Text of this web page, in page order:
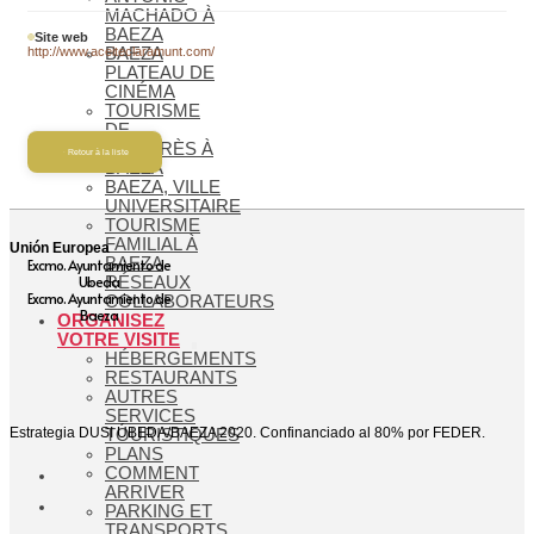
MACHADO À
BAEZA
BAEZA
PLATEAU DE
CINÉMA
TOURISME
DE
CONGRÈS À
BAEZA
BAEZA, VILLE
UNIVERSITAIRE
TOURISME
FAMILIAL À
BAEZA
RÉSEAUX
COLLABORATEURS
ORGANISEZ
VOTRE VISITE
HÉBERGEMENTS
RESTAURANTS
AUTRES
SERVICES
TOURISTIQUES
PLANS
COMMENT
ARRIVER
PARKING ET
Site web
http://www.aceiteclaramunt.com/
Retour à la liste
Unión Europea
Excmo. Ayuntamiento de
Ubeda
Excmo. Ayuntamiento de
Baeza
Estrategia DUSI ÚBEDA/BAEZA 2020. Confinanciado al 80% por FEDER.